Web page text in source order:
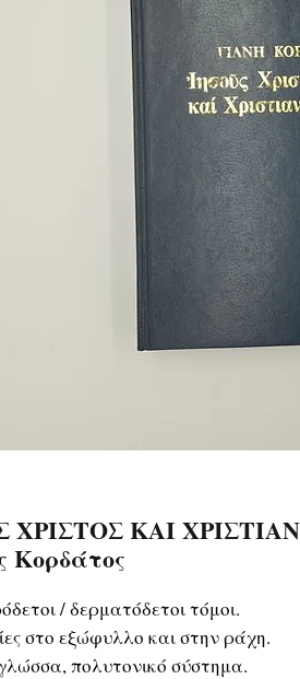
ΧΡΙΣΤΟΣ ΚΑΙ
Κορδάτος
/ δερματόδετοι τόμοι.
στο εξώφυλλο και στην ράχη.
πολυτονικό σύστημα.